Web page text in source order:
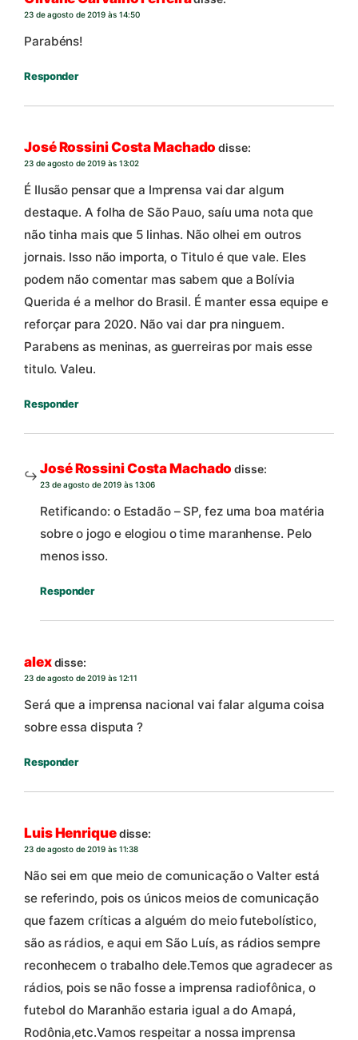
23 de agosto de 2019 às 14:50
Parabéns!
Responder
José Rossini Costa Machado disse:
23 de agosto de 2019 às 13:02
É Ilusão pensar que a Imprensa vai dar algum
destaque. A folha de São Pauo, saíu uma nota que
não tinha mais que 5 linhas. Não olhei em outros
jornais. Isso não importa, o Titulo é que vale. Eles
podem não comentar mas sabem que a Bolívia
Querida é a melhor do Brasil. É manter essa equipe e
reforçar para 2020. Não vai dar pra ninguem.
Parabens as meninas, as guerreiras por mais esse
titulo. Valeu.
Responder
José Rossini Costa Machado disse:
23 de agosto de 2019 às 13:06
Retificando: o Estadão – SP, fez uma boa matéria
sobre o jogo e elogiou o time maranhense. Pelo
menos isso.
Responder
alexdisse:
23 de agosto de 2019 às 12:11
Será que a imprensa nacional vai falar alguma coisa
sobre essa disputa ?
Responder
Luis Henriquedisse:
23 de agosto de 2019 às 11:38
Não sei em que meio de comunicação o Valter está
se referindo, pois os únicos meios de comunicação
que fazem críticas a alguém do meio futebolístico,
são as rádios, e aqui em São Luís, as rádios sempre
reconhecem o trabalho dele.Temos que agradecer as
rádios, pois se não fosse a imprensa radiofônica, o
futebol do Maranhão estaria igual a do Amapá,
Rodônia,etc.Vamos respeitar a nossa imprensa